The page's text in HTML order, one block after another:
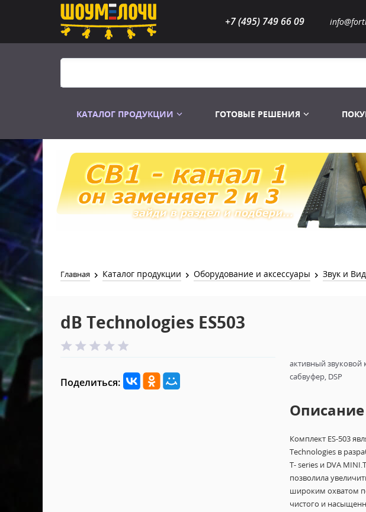
+7 (495) 749 66 09
КАТАЛОГ ПРОДУКЦИИ
Распродажа Лампы газоразрядные
ГОТОВЫЕ РЕШЕНИЯ
Главная Каталог продукции Оборудование и аксессуары Звук и
dB Technologies ES503
Поделиться:
активный звуковой
сабвуфер, DSP
Описание
Комплект ES-503
Technologies в
T- series и DVA
позволила
широким охватом
чистого и